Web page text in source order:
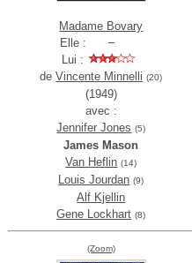
Madame Bovary
Elle :
Lui :
deVincente Minnelli (20)
(1949)
avec :
Jennifer Jones (5)
James Mason
Van Heflin (14)
Louis Jourdan (9)
Alf Kjellin
Gene Lockhart (8)
(Zoom)